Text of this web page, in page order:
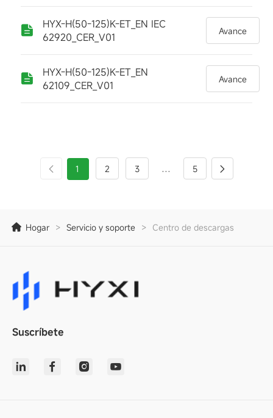
HYX-H(50-125)K-ET_EN IEC
62920_CER_V01
Avance
HYX-H(50-125)K-ET_EN
62109_CER_V01
Avance
1 2 3 ... 5
Hogar > Servicio y soporte > Centro de descargas
Suscríbete